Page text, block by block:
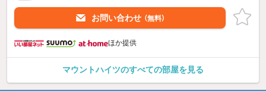
お問い合わせ （無料）
ほか提供
マウントハイツのすべての部屋を見る